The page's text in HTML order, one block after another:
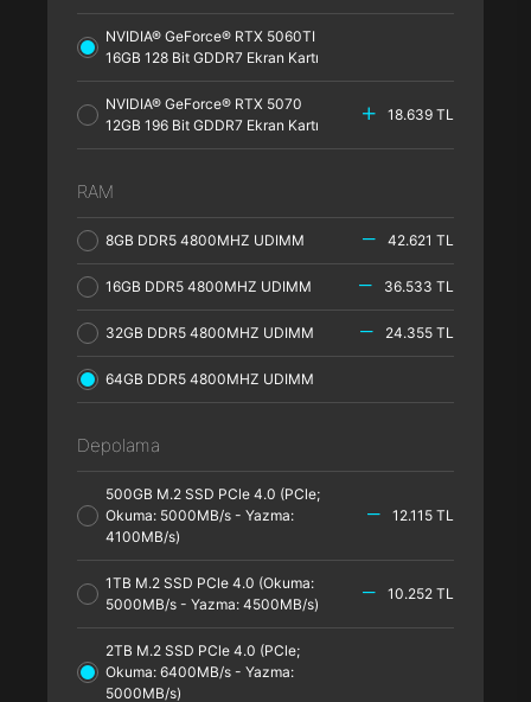
NVIDIA® GeForce® RTX 5060TI
16GB 128 Bit GDDR7 Ekran Kartı
NVIDIA® GeForce® RTX 5070
12GB 196 Bit GDDR7 Ekran Kartı
18.639 TL
RAM
8GB DDR5 4800MHZ UDIMM 42.621 TL
16GB DDR5 4800MHZ UDIMM 36.533 TL
32GB DDR5 4800MHZ UDIMM 24.355 TL
64GB DDR5 4800MHZ UDIMM
Depolama
500GB M.2 SSD PCle 4.0 (PCle;
Okuma: 5000MB/s - Yazma:
4100MB/s)
12.115 TL
1TB M.2 SSD PCle 4.0 (Okuma:
5000MB/s - Yazma: 4500MB/s)
10.252 TL
2TB M.2 SSD PCle 4.0 (PCle;
Okuma: 6400MB/s - Yazma:
5000MB/s)